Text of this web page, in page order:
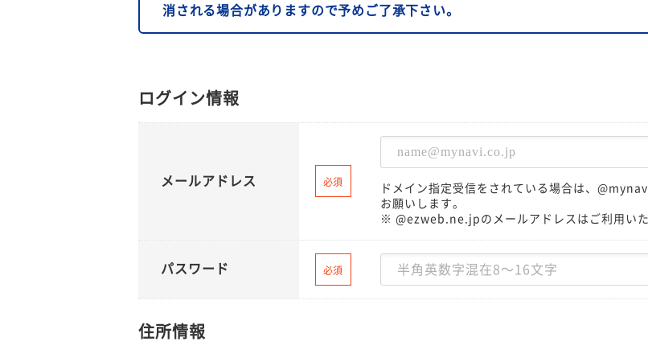
消される場合がありますので予めご了承下さい。
ログイン情報
メールアドレス 必須
ドメイン指定受信をされている場合は、
お願いします。
※ @ezweb.ne.jpのメールアドレスはご利用いた
パスワード 必須
住所情報